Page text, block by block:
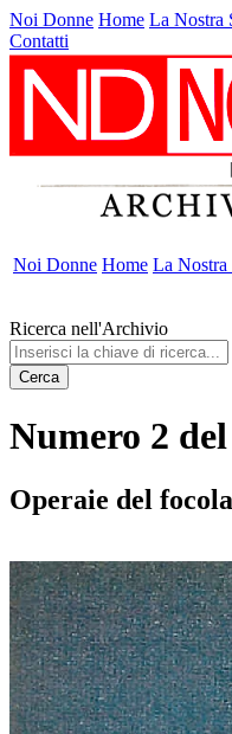
Noi Donne Home La Nostra
Contatti
Noi Donne Home La Nostra
Ricerca nell'Archivio
Cerca
Numero 2
Operaie del